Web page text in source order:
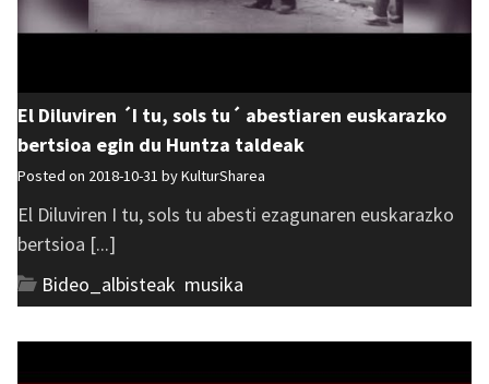
El Diluviren ´I tu, sols tu´ abestiaren euskarazko
bertsioa egin du Huntza taldeak
Posted on 2018-10-31 byKulturSharea
El Diluviren I tu, sols tu abesti ezagunaren euskarazko
bertsioa [...]
Bideo_albisteak musika